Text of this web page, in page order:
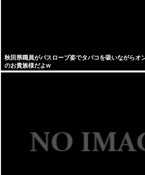
秋田県職員がバスローブ姿でタバコを吸いながらオ
のお貴族様だよw